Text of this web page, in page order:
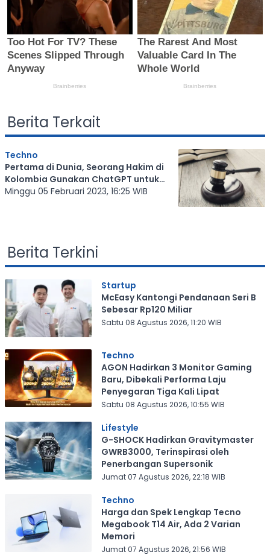
Berita Terkait
Techno
Pertama di Dunia, Seorang Hakim di
Kolombia Gunakan ChatGPT untuk
Membuat Putusan Pengadilan
Minggu 05 Februari 2023, 16:25 WIB
Berita Terkini
Startup
McEasy Kantongi Pendanaan Seri B
Sebesar Rp120 Miliar
Sabtu 08 Agustus 2026, 11:20 WIB
Techno
AGON Hadirkan 3 Monitor Gaming
Baru, Dibekali Performa Laju
Penyegaran Tiga Kali Lipat
Sabtu 08 Agustus 2026, 10:55 WIB
Lifestyle
G-SHOCK Hadirkan Gravitymaster
GWRB3000, Terinspirasi oleh
Penerbangan Supersonik
Jumat 07 Agustus 2026, 22:18 WIB
Techno
Harga dan Spek Lengkap Tecno
Megabook T14 Air, Ada 2 Varian
Memori
Jumat 07 Agustus 2026, 21:56 WIB